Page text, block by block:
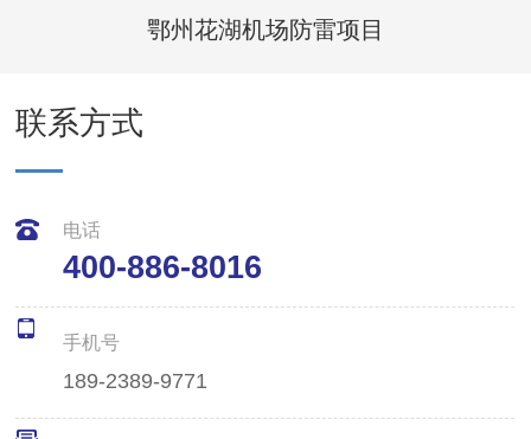
鄂州花湖机场防雷项目
联系方式
电话
400-886-8016
手机号
189-2389-9771